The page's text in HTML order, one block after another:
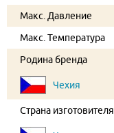
Макс. Давление
Макс. Температура
Родина бренда
Чехия
Страна изготовителя